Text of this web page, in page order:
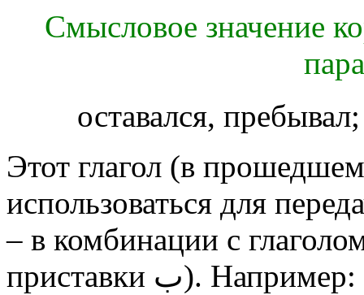
Смысловое значение
оставался,
Этот глагол (в
использоваться для
– в комбинации с
приставки ب). Например: